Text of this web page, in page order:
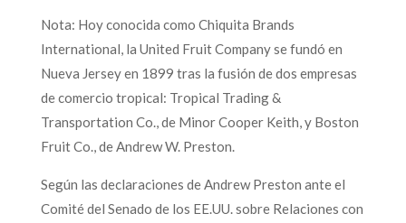
Nota: Hoy conocida como Chiquita Brands
International, la United Fruit Company se fundó en
Nueva Jersey en 1899 tras la fusión de dos empresas
de comercio tropical: Tropical Trading &
Transportation Co., de Minor Cooper Keith, y Boston
Fruit Co., de Andrew W. Preston.
Según las declaraciones de Andrew Preston ante el
Comité del Senado de los EE.UU. sobre Relaciones con